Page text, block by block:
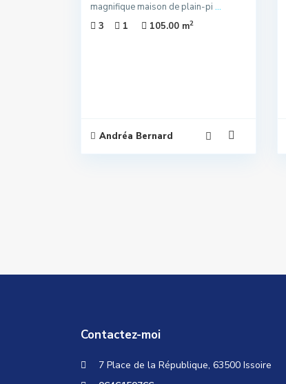
magnifique maison de plain-pi ...
3
1 105.00 m2
Andréa Bernard
Contactez-moi
7 Place de la République, 63500 Issoire